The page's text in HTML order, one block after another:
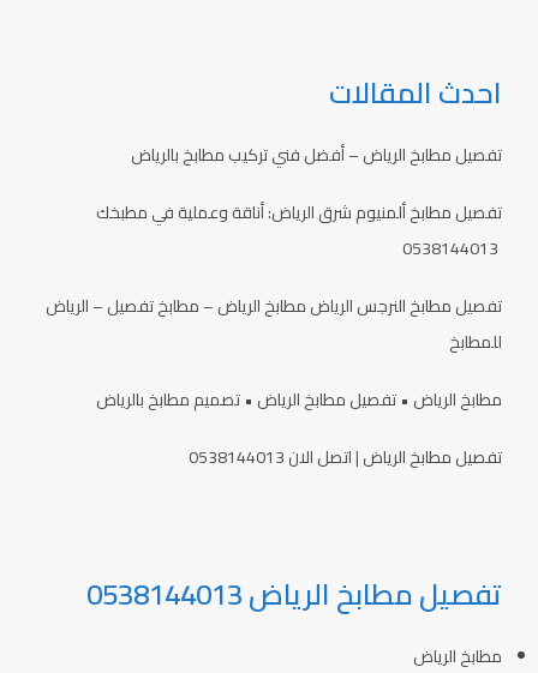
احدث المقالات
تفصيل مطابخ الرياض – أفضل فني تركيب مطابخ بالرياض
تفصيل مطابخ ألمنيوم شرق الرياض: أناقة وعملية في مطبخك
تفصيل مطابخ النرجس الرياض مطابخ الرياض – مطابخ تفصيل – الرياض
للمطابخ
مطابخ الرياض • تفصيل مطابخ الرياض • تصميم مطابخ بالرياض
تفصيل مطابخ الرياض | اتصل الان 0538144013
تفصيل مطابخ الرياض 0538144013
مطابخ الرياض